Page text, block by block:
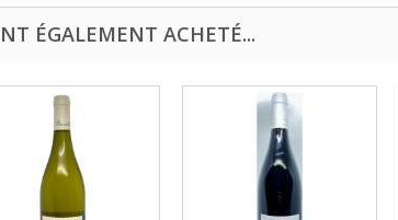
ÉGALEMENT ACHETÉ...